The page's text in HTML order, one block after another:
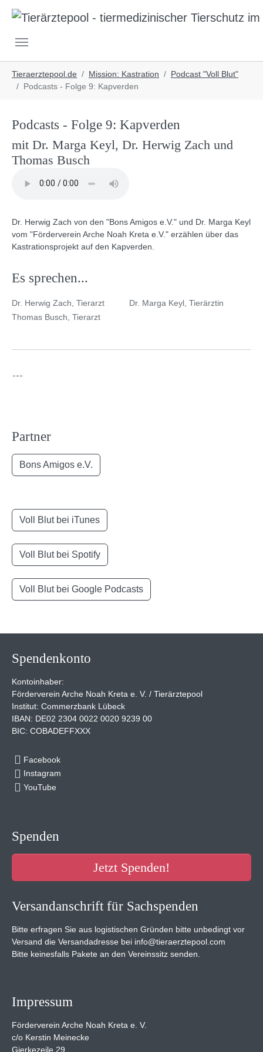
Tieraerztepool.de
Mission: Kastration
Podcast "Voll Blut"
Podcasts - Folge 9: Kapverden
Podcasts - Folge 9: Kapverden
mit Dr. Marga Keyl, Dr. Herwig Zach und
Thomas Busch
Dr. Herwig Zach von den "Bons Amigos e.V." und Dr. Marga Keyl
vom "Förderverein Arche Noah Kreta e.V." erzählen über das
Kastrationsprojekt auf den Kapverden.
Es sprechen...
Dr. Herwig Zach, Tierarzt
Dr. Marga Keyl, Tierärztin
Thomas Busch, Tierarzt
Partner
Bons Amigos e.V.
Voll Blut bei iTunes
Voll Blut bei Spotify
Voll Blut bei Google Podcasts
Spendenkonto
Kontoinhaber:
Förderverein Arche Noah Kreta e. V. / Tierärztepool
Institut: Commerzbank Lübeck
IBAN: DE02 2304 0022 0020 9239 00
BIC: COBADEFFXXX
Facebook
Instagram
YouTube
Spenden
Jetzt Spenden!
Versandanschrift für Sachspenden
Bitte erfragen Sie aus logistischen Gründen bitte unbedingt vor
Versand die Versandadresse bei info@tieraerztepool.com
Bitte keinesfalls Pakete an den Vereinssitz senden.
Impressum
Förderverein Arche Noah Kreta e. V.
c/o Kerstin Meinecke
Gierkezeile 29